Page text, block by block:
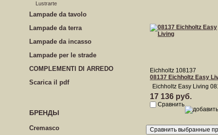
Lustrarte
Lampade da tavolo
Lampade da terra
Lampade da incasso
Lampade per le strade
COMPLEMENTI DI ARREDO
Scarica il pdf
БРЕНДЫ
Cremasco
Eichholtz 108137
08137 Eichholtz Easy
Eichholtz Easy Living
17 136 руб.
Сравнить